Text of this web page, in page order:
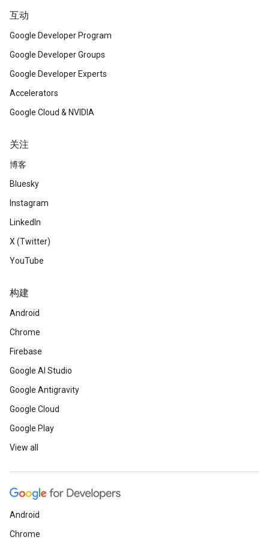
互动
Google Developer Program
Google Developer Groups
Google Developer Experts
Accelerators
Google Cloud & NVIDIA
关注
博客
Bluesky
Instagram
LinkedIn
X (Twitter)
YouTube
构建
Android
Chrome
Firebase
Google AI Studio
Google Antigravity
Google Cloud
Google Play
View all
Android
Chrome